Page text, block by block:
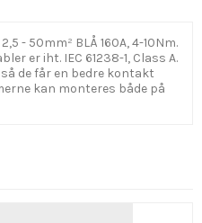
- 50mm² BLÅ 160A, 4-10Nm.
er iht. IEC 61238-1, Class A.
de får en bedre kontakt
kan monteres både på